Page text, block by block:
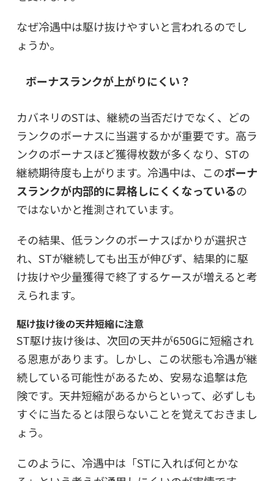
なぜ冷遇中は駆け抜けやすいと言われるのでし
ょうか。
ボーナスランクが上がりにくい？
カバネリのSTは、継続の当否だけでなく、どの
ランクのボーナスに当選するかが重要です。高ラ
ンクのボーナスほど獲得枚数が多くなり、STの
継続期待度も上がります。冷遇中は、このボーナ
スランクが内部的に昇格しにくくなっているの
ではないかと推測されています。
その結果、低ランクのボーナスばかりが選択さ
れ、STが継続しても出玉が伸びず、結果的に駆
け抜けや少量獲得で終了するケースが増えると考
えられます。
駆け抜け後の天井短縮に注意
ST駆け抜け後は、次回の天井が650Gに短縮され
る恩恵があります。しかし、
この状態も冷遇が継
続している可能性があるため、安易な追撃は危
険です。天井短縮があるからといって、必ずしも
すぐに当たるとは限らないことを覚えておきまし
ょう。
このように、冷遇中は「STに入れば何とかな